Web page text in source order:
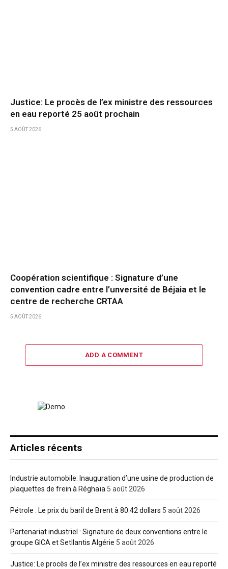
Justice: Le procès de l’ex ministre des ressources
en eau reporté 25 août prochain
5 AOÛT 2026
Coopération scientifique : Signature d’une
convention cadre entre l’unversité de Béjaia et le
centre de recherche CRTAA
5 AOÛT 2026
ADD A COMMENT
Articles récents
Industrie automobile: Inauguration d’une usine de production de
plaquettes de frein à Réghaïa 5 août 2026
Pétrole : Le prix du baril de Brent à 80.42 dollars 5 août 2026
Partenariat industriel : Signature de deux conventions entre le
groupe GICA et Setllantis Algérie 5 août 2026
Justice: Le procès de l’ex ministre des ressources en eau reporté